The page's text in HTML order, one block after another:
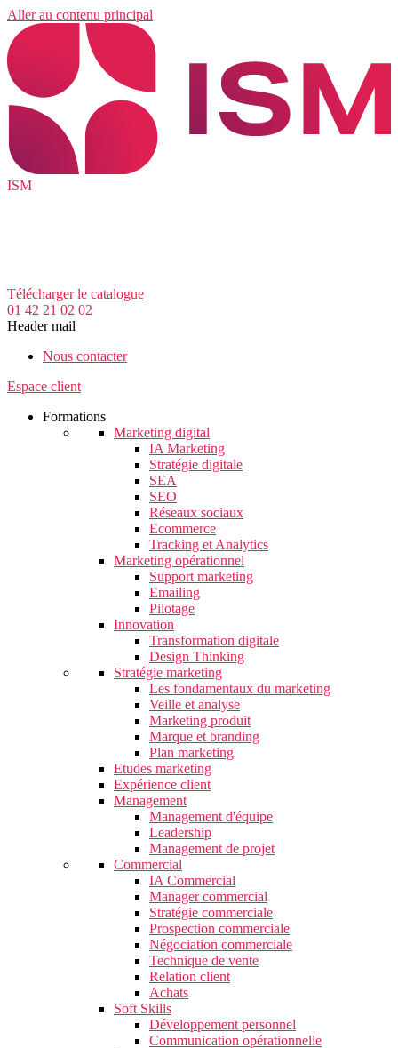
Aller au contenu principal
ISM
Télécharger le catalogue
01 42 21 02 02
Header mail
Nous contacter
Espace client
Formations
Marketing digital
IA Marketing
Stratégie digitale
SEA
SEO
Réseaux sociaux
Ecommerce
Tracking et Analytics
Marketing opérationnel
Support marketing
Emailing
Pilotage
Innovation
Transformation digitale
Design Thinking
Stratégie marketing
Les fondamentaux du marketing
Veille et analyse
Marketing produit
Marque et branding
Plan marketing
Etudes marketing
Expérience client
Management
Management d'équipe
Leadership
Management de projet
Commercial
IA Commercial
Manager commercial
Stratégie commerciale
Prospection commerciale
Négociation commerciale
Technique de vente
Relation client
Achats
Soft Skills
Développement personnel
Communication opérationnelle